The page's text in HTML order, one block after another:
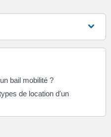
bail mobilité ?
de location d'un